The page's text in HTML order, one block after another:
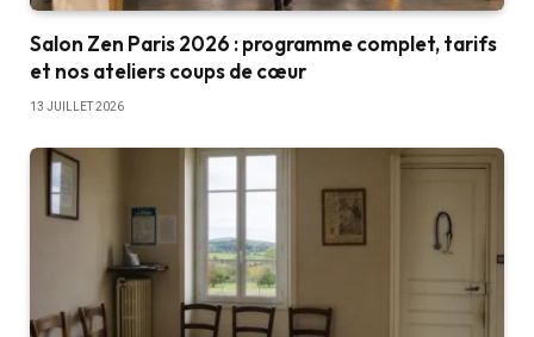
Salon Zen Paris 2026 : programme complet, tarifs
et nos ateliers coups de cœur
13 JUILLET 2026